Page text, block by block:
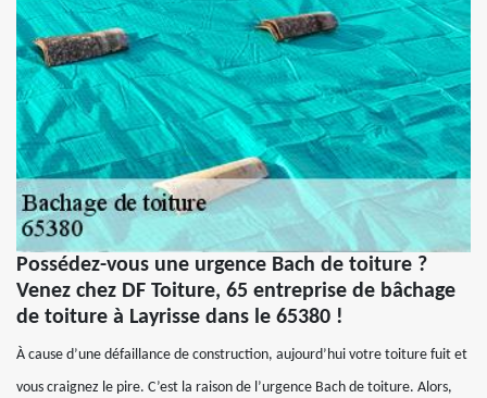
Possédez-vous une urgence Bach de toiture ?
Venez chez DF Toiture, 65 entreprise de bâchage
de toiture à Layrisse dans le 65380 !
À cause d’une défaillance de construction, aujourd’hui votre toiture fuit et
vous craignez le pire. C’est la raison de l’urgence Bach de toiture. Alors,